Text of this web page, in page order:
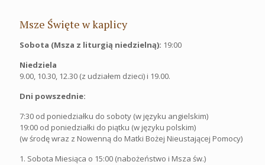
Msze Święte w kaplicy
Sobota (Msza z liturgią niedzielną): 19:00
Niedziela
9.00, 10.30, 12.30 (z udziałem dzieci) i 19.00.
Dni powszednie:
7:30 od poniedziałku do soboty (w języku angielskim)
19:00 od poniedziałki do piątku (w języku polskim)
(w środę wraz z Nowenną do Matki Bożej Nieustającej Pomocy)
1. Sobota Miesiąca o 15:00 (nabożeństwo i Msza św.)